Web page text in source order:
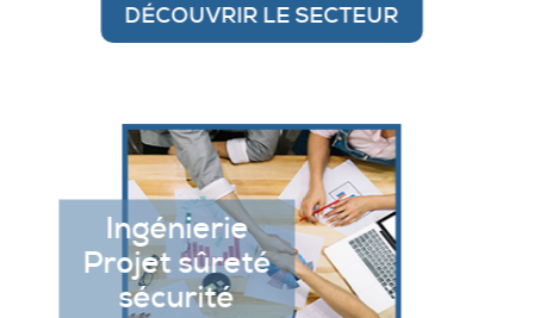
DÉCOUVRIR LE SECTEUR
Ingénierie
Projet sûreté
sécurité